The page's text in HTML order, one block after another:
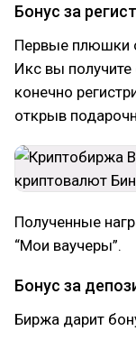
Бонус за
Первые плюшки
Икс вы получите
конечно
открыв
Полученные
“Мои ваучеры”.
Бонус за
Биржа дарит